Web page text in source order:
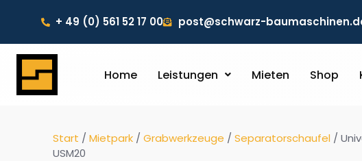
+ 49 (0) 561 52 17 00 post@schwarz-
Home Leistungen Mieten Shop
Start /Mietpark /Grabwerkzeuge /Separatorschaufel /
USM20